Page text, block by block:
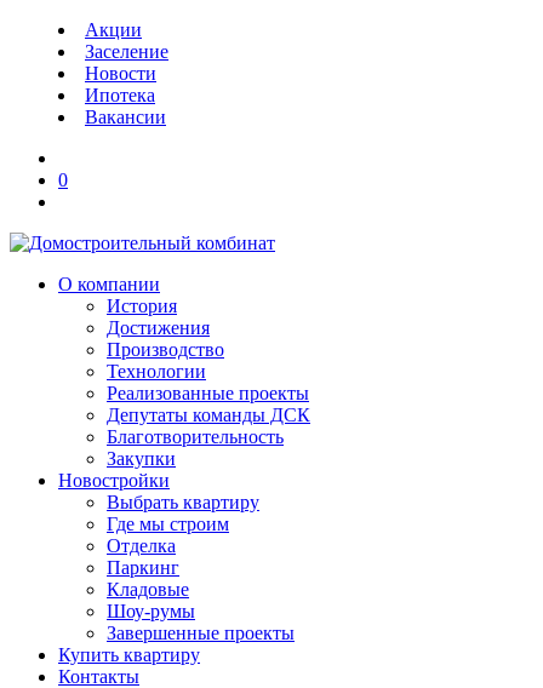
Акции
Заселение
Новости
Ипотека
Вакансии
0
О компании
История
Достижения
Производство
Технологии
Реализованные проекты
Депутаты команды ДСК
Благотворительность
Закупки
Новостройки
Выбрать квартиру
Где мы строим
Отделка
Паркинг
Кладовые
Шоу-румы
Завершенные проекты
Купить квартиру
Контакты